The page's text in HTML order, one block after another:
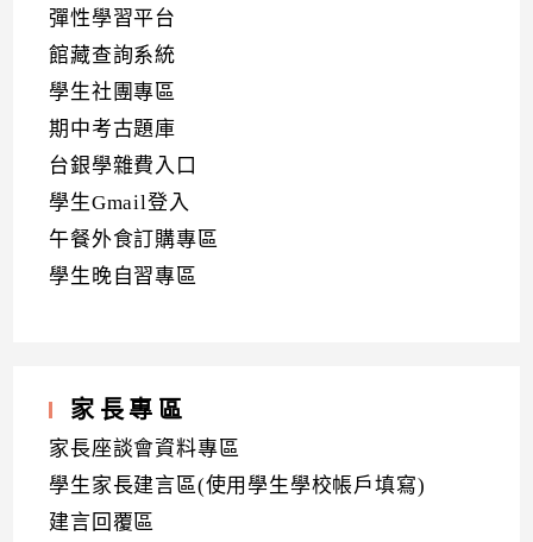
彈性學習平台
館藏查詢系統
學生社團專區
期中考古題庫
台銀學雜費入口
學生Gmail登入
午餐外食訂購專區
學生晚自習專區
家長專區
家長座談會資料專區
學生家長建言區(使用學生學校帳戶填寫)
建言回覆區